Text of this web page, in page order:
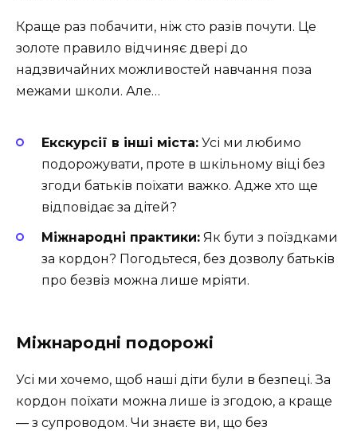
Краще раз побачити, ніж сто разів почути. Це
золоте правило відчиняє двері до
надзвичайних можливостей навчання поза
межами школи. Але…
Екскурсії в інші міста: Усі ми любимо
подорожувати, проте в шкільному віці без
згоди батьків поїхати важко. Адже хто ще
відповідає за дітей?
Міжнародні практики: Як бути з поїздками
за кордон? Погодьтеся, без дозволу батьків
про безвіз можна лише мріяти.
Міжнародні подорожі
Усі ми хочемо, щоб наші діти були в безпеці. За
кордон поїхати можна лише із згодою, а краще
— з супроводом. Чи знаєте ви, що без